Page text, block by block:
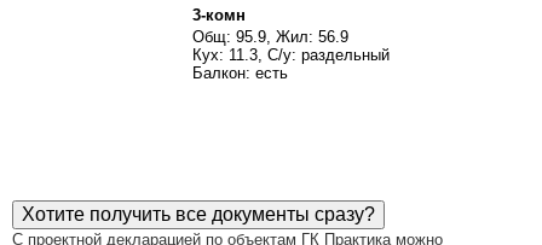
3-комн
Общ: 95.9, Жил: 56.9
Кух: 11.3, С/у: раздельный
Балкон: есть
Хотите получить все документы сразу?
С проектной декларацией по объектам ГК Практика можно